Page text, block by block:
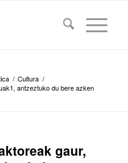
/ Cultura /
antzeztuko du bere azken
gaur,